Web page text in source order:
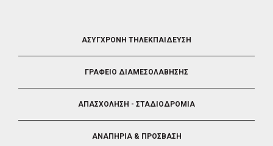
ΑΣΥΓΧΡΟΝΗ ΤΗΛΕΚΠΑΙΔΕΥΣΗ
ΓΡΑΦΕΙΟ ΔΙΑΜΕΣΟΛΑΒΗΣΗΣ
ΑΠΑΣΧΟΛΗΣΗ - ΣΤΑΔΙΟΔΡΟΜΙΑ
ΑΝΑΠΗΡΙΑ & ΠΡΟΣΒΑΣΗ